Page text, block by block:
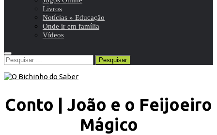
Livros
Notícias » Educação
Onde ir em família
Vídeos
Pesquisar
por:
Conto | João e o Feijoeiro
Mágico